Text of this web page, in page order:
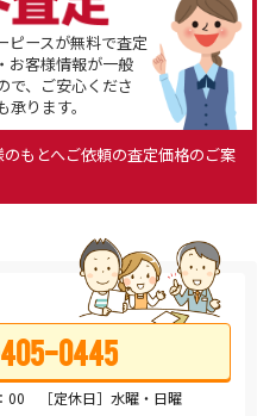
ピースが無料で査定
お客様情報が一般
で、ご安心くださ
ります。
もとへご依頼の査定価格のご案
0445
00 ［定休日］水曜・日曜